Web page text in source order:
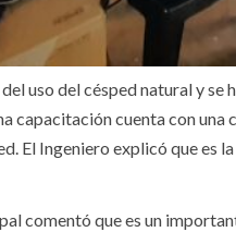
uso del césped natural y
capacitación cuenta con
El Ingeniero explicó que es
comentó que es un